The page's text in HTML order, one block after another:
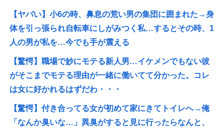
【ヤバい】小6の時、鼻息の荒い男の集団に囲まれた→身
体を引っ張られ自転車にしがみつく私…するとその時、1
人の男が私を…今でも手が震える
【驚愕】職場で妙にモテる新人男…イケメンでもない彼
がそこまでモテる理由が一緒に働いてて分かった。コレ
は女に好かれるはずだわ・・・
【驚愕】付き合ってる女が初めて家にきてトイレへ→俺
「なんか臭いな…」異臭がすると見に行ったらなんと、